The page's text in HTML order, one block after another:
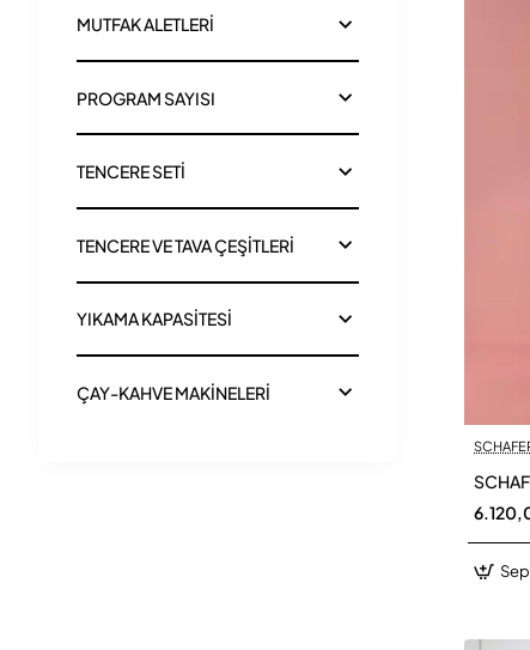
MUTFAK ALETLERİ
PROGRAM SAYISI
TENCERE SETİ
TENCERE VE TAVA ÇEŞİTLERİ
YIKAMA KAPASİTESİ
ÇAY-KAHVE MAKİNELERİ